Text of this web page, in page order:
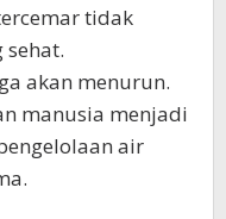
tidak
akan menurun.
manusia menjadi
air